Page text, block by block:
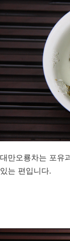
대만오룡차는 포유
있는 편입니다.